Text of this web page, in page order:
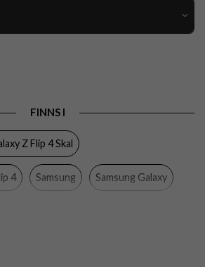
Trådlös laddning-kompatibel
Hårdplast (PC), Mjukplast (TPU)
FINNS I
Z Flip 4 Skal
4 Samsung Samsung Galaxy